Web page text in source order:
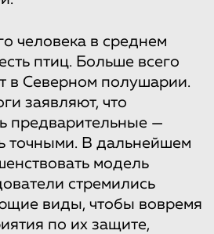
человека в среднем
птиц. Больше всего
в Северном полушарии.
заявляют, что
предварительные —
точными. В дальнейшем
модель
стремились
виды, чтобы вовремя
по их защите,